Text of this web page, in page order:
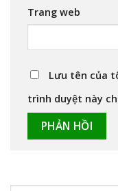
Trang web
Lưu tên của
trình duyệt này